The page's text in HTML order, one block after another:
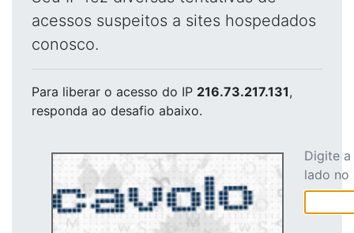
acessos suspeitos a sites hospedados
conosco.
Para liberar o acesso do IP 216.73.217.131,
responda ao desafio abaixo.
Digite
lado no